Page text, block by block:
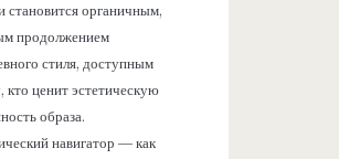
становится органичным,
продолжением
стиля, доступным
кто ценит эстетическую
образа.
навигатор — как